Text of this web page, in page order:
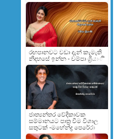
රඟපානවට වඩා දැන් කැමැති
නිදහසේ ඉන්න - චම්පා ශ්‍රියාණී
ජාත්‍යන්තර වේදිකාවක
සම්මානයට පාත්‍ර වීම විශාල
සතුටක් -මහේන්ද්‍ර පෙරේරා